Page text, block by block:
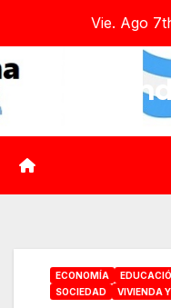
contenido
Vie. Ago
ECONOMÍA
SOCIEDAD
VIVIENDA